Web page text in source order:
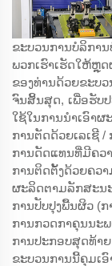
ຂະບວນການບໍລິການ
ພວກເຮົາເຮັດໃຫ້ຫຼຸ
ຂອງທ່ານດ້ວຍຂະບ
ຈົນສິ້ນສຸດ, ເພື່ອຮັບ
ໃຊ້ໃນການນຳເອົາ
ການຕັດດ້ວຍເລເຊີ
ການດັດແທນທີ່ມີຄວ
ການຕິດຕັ້ງດ້ວຍຄວ
ຜະລິດຕາມລັກສະນ
ການປັບປຸງພື້ນຜິວ (ກ
ການກວດກາຄຸນນະພ
ການປະກອບສຸດທ້າ
ຂະບວນການນີ້ຄຸມເ